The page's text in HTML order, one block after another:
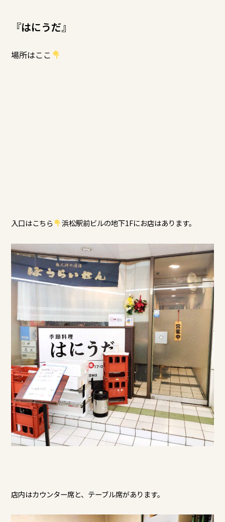
『はにうだ』
場所はここ
入口はこちら 浜松駅前ビルの地下1Fにお店はあります。
店内はカウンター席と、テーブル席があります。